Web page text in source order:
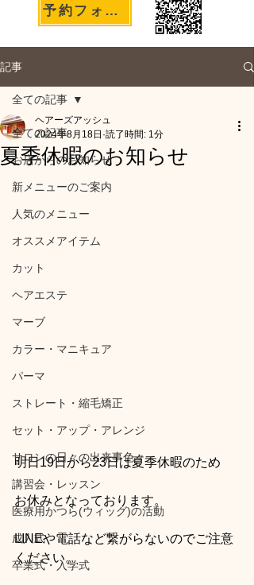
予約フォームへ
記事
全ての記事
お店からのお知らせ
新メニューのご案内
人気のメニュー
オススメアイテム
カット
ヘアエステ
マーブ
カラー・マニキュア
パーマ
ストレート・縮毛矯正
セット・アップ・アレンジ
サロンの日々の出来事色々
講習会・レッスン
医療用かつら(ウィッグ)の活動
成人式
卒業式・入学式
全ての記事
夏季休暇のお知らせ
ヘアーズアッシュ
2024年8月18日 読了時間: 1分
明日19日から23日は夏季休暇のため
お休みとなっております。
LINEや電話など繋がらないのでご注意
ください。